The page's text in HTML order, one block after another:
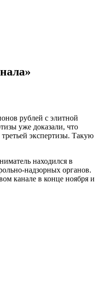
рублей с элитной
уже доказали, что
экспертизы. Такую
находился в
надзорных органов.
канале в конце ноября и